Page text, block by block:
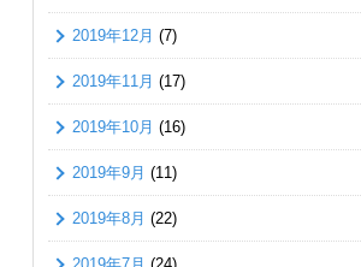
2019年12月 (7)
2019年11月 (17)
2019年10月 (16)
2019年9月 (11)
2019年8月 (22)